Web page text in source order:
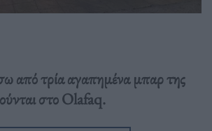
από τρία αγαπημένα μπαρ της
στο Olafaq.